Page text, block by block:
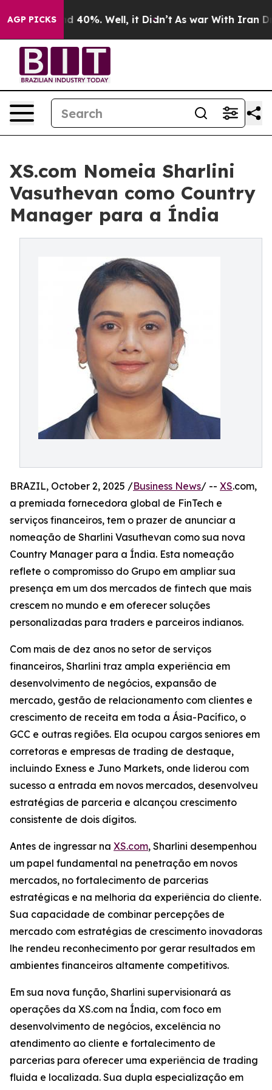
AGP PICKS
Around 40%. Well, it Didn’t As war With Iran Drove
XS.com Nomeia Sharlini
Vasuthevan como Country
Manager para a Índia
BRAZIL, October 2, 2025 /Business News/ -- XS.com,
a premiada fornecedora global de FinTech e
serviços financeiros, tem o prazer de anunciar a
nomeação de Sharlini Vasuthevan como sua nova
Country Manager para a Índia. Esta nomeação
reflete o compromisso do Grupo em ampliar sua
presença em um dos mercados de fintech que mais
crescem no mundo e em oferecer soluções
personalizadas para traders e parceiros indianos.
Com mais de dez anos no setor de serviços
financeiros, Sharlini traz ampla experiência em
desenvolvimento de negócios, expansão de
mercado, gestão de relacionamento com clientes e
crescimento de receita em toda a Ásia-Pacífico, o
GCC e outras regiões. Ela ocupou cargos seniores em
corretoras e empresas de trading de destaque,
incluindo Exness e Juno Markets, onde liderou com
sucesso a entrada em novos mercados, desenvolveu
estratégias de parceria e alcançou crescimento
consistente de dois dígitos.
Antes de ingressar na XS.com, Sharlini desempenhou
um papel fundamental na penetração em novos
mercados, no fortalecimento de parcerias
estratégicas e na melhoria da experiência do cliente.
Sua capacidade de combinar percepções de
mercado com estratégias de crescimento inovadoras
lhe rendeu reconhecimento por gerar resultados em
ambientes financeiros altamente competitivos.
Em sua nova função, Sharlini supervisionará as
operações da XS.com na Índia, com foco em
desenvolvimento de negócios, excelência no
atendimento ao cliente e fortalecimento de
parcerias para oferecer uma experiência de trading
fluida e localizada. Sua dupla especialização em